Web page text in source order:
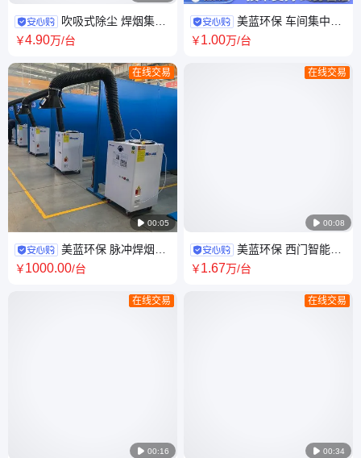
吹吸式除尘 焊烟集中
除尘设备 车间整体除尘器 高大
￥4.90万/台
 00:05
在线交易
美蓝环保 脉冲焊烟净
化器 全自动清灰除尘器 焊接烟
￥1000.00/台
 00:16
在线交易
美蓝环保 车间集中除
尘 烟尘净化MLWF3000C 高大
￥1.00万/台
 00:08
在线交易
美蓝环保 西门智能控
制系统 三面包围式打磨除尘工
￥1.67万/台
 00:34
在线交易